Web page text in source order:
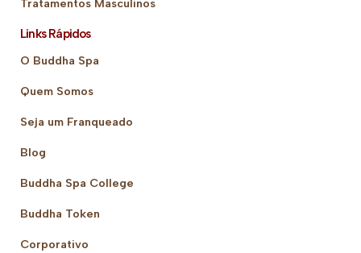
Tratamentos Masculinos
Links Rápidos
O Buddha Spa
Quem Somos
Seja um Franqueado
Blog
Buddha Spa College
Buddha Token
Corporativo